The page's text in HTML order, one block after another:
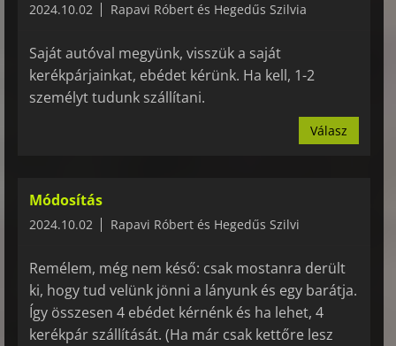
2024.10.02 Rapavi Róbert és Hegedűs Szilvia
Saját autóval megyünk, visszük a saját
kerékpárjainkat, ebédet kérünk. Ha kell, 1-2
személyt tudunk szállítani.
Válasz
Módosítás
2024.10.02 Rapavi Róbert és Hegedűs Szilvi
Remélem, még nem késő: csak mostanra derült
ki, hogy tud velünk jönni a lányunk és egy barátja.
Így összesen 4 ebédet kérnénk és ha lehet, 4
kerékpár szállítását. (Ha már csak kettőre lesz